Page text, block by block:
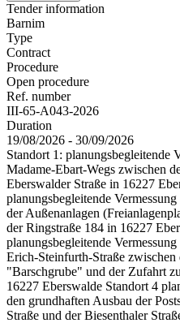
Tender information
Barnim
Type
Contract
Procedure
Open procedure
Ref. number
III-65-A043-2026
Duration
19/08/2026 - 30/09/2026
Standort 1: planungsbegleitende
Madame-Ebart-Wegs zwischen
Eberswalder Straße in 16227
planungsbegleitende
der Außenanlagen
der Ringstraße 184 in 16227
planungsbegleitende
Erich-Steinfurth-Straße
"Barschgrube" und der Zufahrt
16227 Eberswalde Standort 4
den grundhaften Ausbau der
Straße und der Biesenthaler